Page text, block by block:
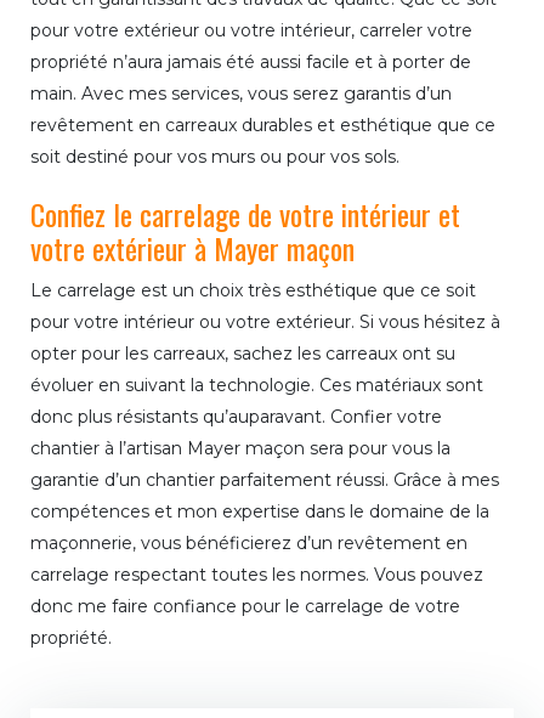
pour votre extérieur ou votre intérieur, carreler votre
propriété n’aura jamais été aussi facile et à porter de
main. Avec mes services, vous serez garantis d’un
revêtement en carreaux durables et esthétique que ce
soit destiné pour vos murs ou pour vos sols.
Confiez le carrelage de votre intérieur et
votre extérieur à Mayer maçon
Le carrelage est un choix très esthétique que ce soit
pour votre intérieur ou votre extérieur. Si vous hésitez à
opter pour les carreaux, sachez les carreaux ont su
évoluer en suivant la technologie. Ces matériaux sont
donc plus résistants qu’auparavant. Confier votre
chantier à l’artisan Mayer maçon sera pour vous la
garantie d’un chantier parfaitement réussi. Grâce à mes
compétences et mon expertise dans le domaine de la
maçonnerie, vous bénéficierez d’un revêtement en
carrelage respectant toutes les normes. Vous pouvez
donc me faire confiance pour le carrelage de votre
propriété.